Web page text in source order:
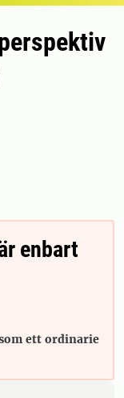
enbart
ett ordinarie